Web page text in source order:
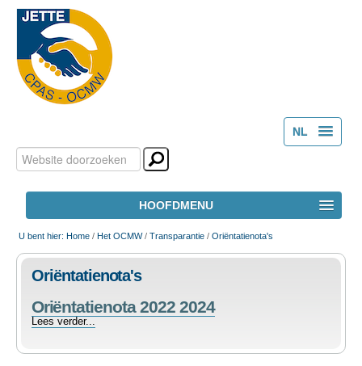
NL
Persoonlijke
hulpmiddelen
Zoek
Geavanceerd
HOOFDMENU
HOME
HET OCMW
MAATSCHAPPELIJK WELZIJN
U bent hier: Home / Het OCMW / Transparantie / Oriëntatienota's
Oriëntatienota's
Oriëntatienota 2022 2024
Oriëntatienota
Lees verder...